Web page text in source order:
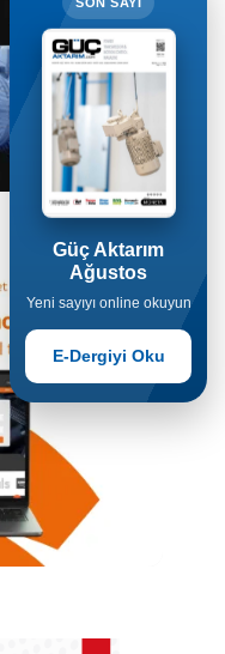
Güç Aktarım
Ağustos
Yeni sayıyı online okuyun
E-Dergiyi Oku